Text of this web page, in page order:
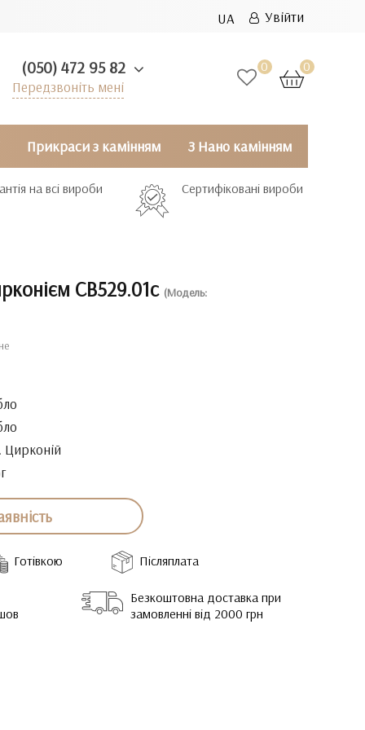
UA Увійти
0 0
(050) 472 95 82
Передзвоніть мені
Прикраси з камінням З Нано камінням
на всі вироби Сертифіковані вироби
СВ529.01с (Модель:
Цирконій
Готівкою Післяплата
Безкоштовна доставка при
замовленні від 2000 грн